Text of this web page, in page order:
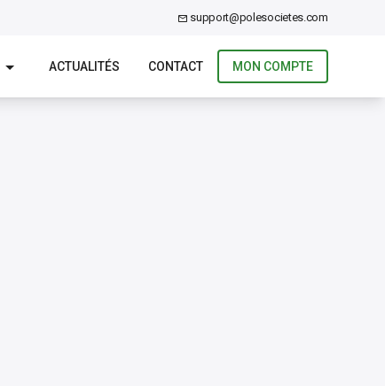
support@polesocietes.com
ACTUALITÉS CONTACT MON COMPTE